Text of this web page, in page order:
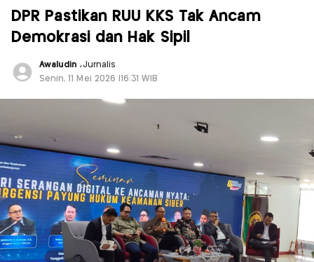
DPR Pastikan RUU KKS Tak Ancam
Demokrasi dan Hak Sipil
Awaludin,Jurnalis
Senin, 11 Mei 2026 |16:31 WIB